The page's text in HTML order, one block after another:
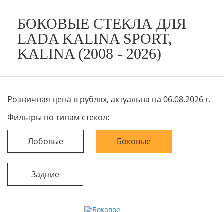
БОКОВЫЕ СТЕКЛА ДЛЯ
LADA KALINA SPORT,
KALINA (2008 - 2026)
Розничная цена в рублях, актуальна на 06.08.2026 г.
Фильтры по типам стекол:
Лобовые Боковые
Задние